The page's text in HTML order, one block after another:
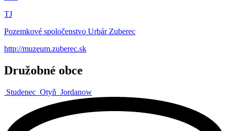
TJ
Pozemkové spoločenstvo Urbár Zuberec
http://muzeum.zuberec.sk
Družobné obce
Studenec Otyň Jordanow